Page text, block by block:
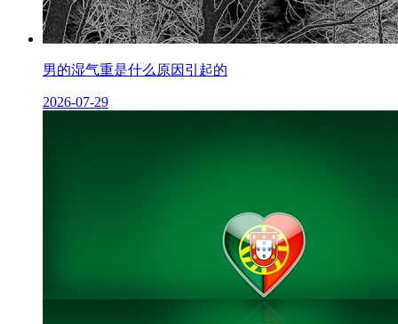
男的湿气重是什么原因引起的
2026-07-29